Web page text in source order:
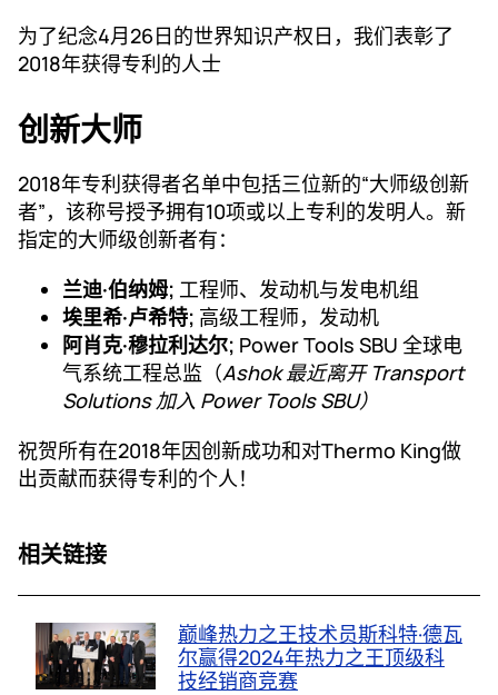
为了纪念4月26日的世界知识产权日，我们表彰了
2018年获得专利的人士
创新大师
2018年专利获得者名单中包括三位新的“大师级创新
者”，该称号授予拥有10项或以上专利的发明人。新
指定的大师级创新者有：
兰迪·伯纳姆; 工程师、发动机与发电机组
埃里希·卢希特; 高级工程师，发动机
阿肖克·穆拉利达尔; Power Tools SBU 全球电
气系统工程总监（Ashok 最近离开 Transport
Solutions 加入 Power Tools SBU）
祝贺所有在2018年因创新成功和对Thermo King做
出贡献而获得专利的个人！
相关链接
巅峰热力之王技术员斯科特·德瓦
尔赢得2024年热力之王顶级科
技经销商竞赛